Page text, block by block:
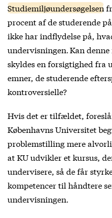
Studiemiljøundersøgelsen
procent af de studerende
ikke har indflydelse på,
undervisningen. Kan
skyldes en forsigtighed fra
emner, de studerende
kontroversielle?
Hvis det er tilfældet,
Københavns Universitet
problemstilling mere
at KU udvikler et kursus,
undervisere, så de får
kompetencer til håndtere
undervisningen.